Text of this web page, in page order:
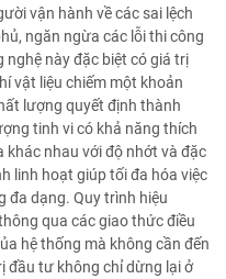
vận hành về các sai lệch
ngăn ngừa các lỗi thi công
nghệ này đặc biệt có giá trị
vật liệu chiếm một khoản
lượng quyết định thành
tinh vi có khả năng thích
khác nhau với độ nhớt và đặc
linh hoạt giúp tối đa hóa việc
đa dạng. Quy trình hiệu
qua các giao thức điều
hệ thống mà không cần đến
đầu tư không chỉ dừng lại ở